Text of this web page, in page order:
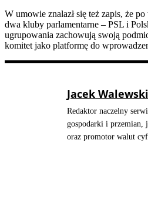
W umowie znalazł się też zapis, że
dwa kluby parlamentarne – PSL i
ugrupowania zachowują swoją
komitet jako platformę do
Jacek Walewski
Redaktor naczelny
gospodarki i przemian,
oraz promotor walut